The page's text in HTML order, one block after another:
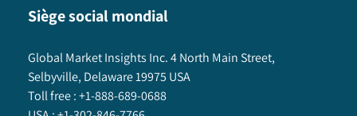
Siège social mondial
Global Market Insights Inc. 4 North Main Street,
Selbyville, Delaware 19975 USA
Toll free :+1-888-689-0688